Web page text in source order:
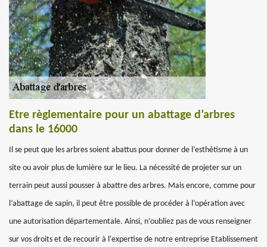
Etre règlementaire pour un abattage d’arbres
dans le 16000
Il se peut que les arbres soient abattus pour donner de l’esthétisme à un
site ou avoir plus de lumière sur le lieu. La nécessité de projeter sur un
terrain peut aussi pousser à abattre des arbres. Mais encore, comme pour
l’abattage de sapin, il peut être possible de procéder à l’opération avec
une autorisation départementale. Ainsi, n’oubliez pas de vous renseigner
sur vos droits et de recourir à l'expertise de notre entreprise Etablissement